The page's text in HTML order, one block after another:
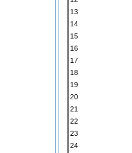
13
14
15
16
17
18
19
20
21
22
23
24